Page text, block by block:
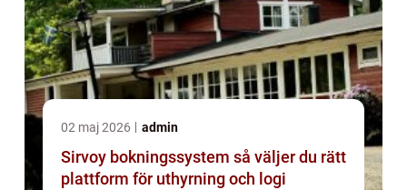
02 maj 2026 admin
Sirvoy bokningssystem så väljer du rätt
plattform för uthyrning och logi